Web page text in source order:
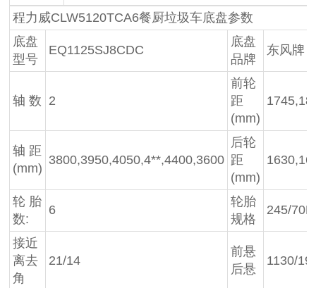
程力威CLW5120TCA6餐厨垃圾车底盘参数
底盘
型号
EQ1125SJ8CDC
底盘
品牌
东风牌
轴 数 2
前轮
距
(mm)
轴 距
(mm)
3800,3950,4050,4**,4400,3600
后轮
距
(mm)
轮 胎
数:
6
轮胎
规格
245/
接近
离去
角
21/14
前悬
后悬
1130/